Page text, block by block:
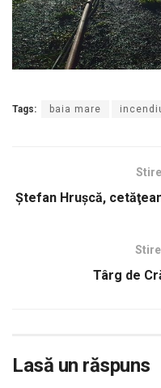
Tags: baia mare
Ştefan Hruşcă,
Târg de
Lasă un răspuns